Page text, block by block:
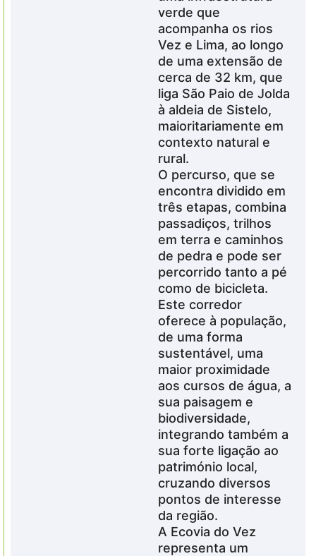
verde que
acompanha os rios
Vez e Lima, ao longo
de uma extensão de
cerca de 32 km, que
liga São Paio de Jolda
à aldeia de Sistelo,
maioritariamente em
contexto natural e
rural.
O percurso, que se
encontra dividido em
três etapas, combina
passadiços, trilhos
em terra e caminhos
de pedra e pode ser
percorrido tanto a pé
como de bicicleta.
Este corredor
oferece à população,
de uma forma
sustentável, uma
maior proximidade
aos cursos de água, a
sua paisagem e
biodiversidade,
integrando também a
sua forte ligação ao
património local,
cruzando diversos
pontos de interesse
da região.
A Ecovia do Vez
representa um